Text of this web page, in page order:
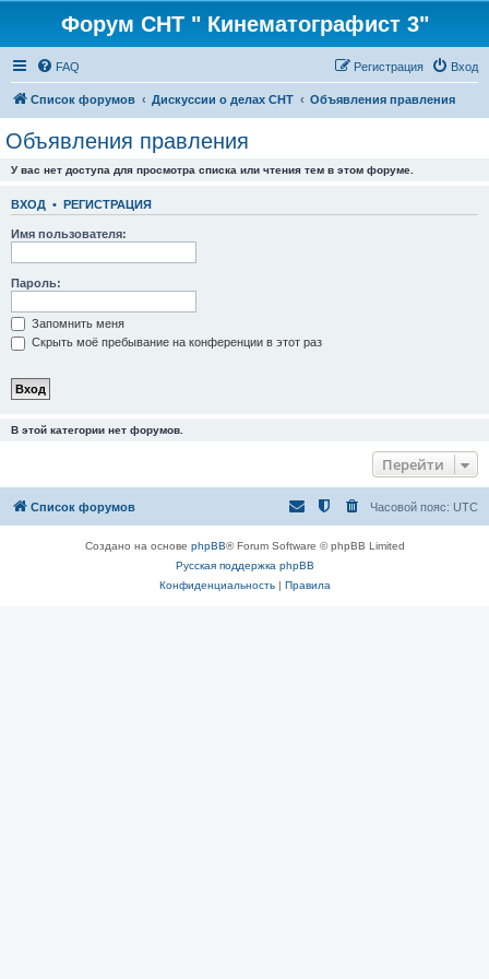
Форум СНТ " Кинематографист 3"
FAQ Вход
Регистрация
Список форумов Дискуссии о делах СНТ Объявления правления
Объявления правления
У вас нет доступа для просмотра списка или чтения тем в этом форуме.
ВХОД • РЕГИСТРАЦИЯ
Имя пользователя:
Пароль:
Запомнить меня
Скрыть моё пребывание на конференции в этот раз
В этой категории нет форумов.
Перейти
Список форумов Часовой пояс: UTC
Создано на основе phpBB® Forum Software © phpBB Limited
Русская поддержка phpBB
Конфиденциальность| Правила